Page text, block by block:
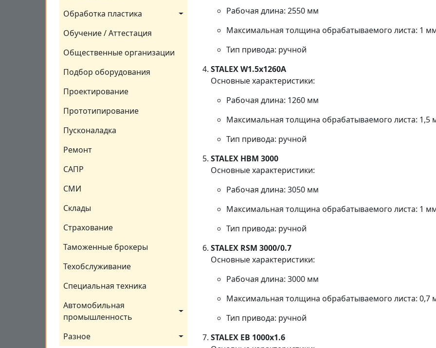
Обработка пластика
Обучение / Аттестация
Общественные организации
Подбор оборудования
Проектирование
Прототипирование
Пусконаладка
Ремонт
САПР
СМИ
Склады
Страхование
Таможенные брокеры
Техобслуживание
Специальная техника
Автомобильная
промышленность
Разное
Рабочая длина: 2550 мм
Максимальная толщина обрабатываемого листа: 1
Тип привода: ручной
STALEX W1.5x1260A
Основные характеристики:
Рабочая длина: 1260 мм
Максимальная толщина обрабатываемого листа: 1,5
Тип привода: ручной
STALEX HBM 3000
Основные характеристики:
Рабочая длина: 3050 мм
Максимальная толщина обрабатываемого листа: 1
Тип привода: ручной
STALEX RSM 3000/0.7
Основные характеристики:
Рабочая длина: 3000 мм
Максимальная толщина обрабатываемого листа: 0,7
Тип привода: ручной
STALEX EB 1000x1.6